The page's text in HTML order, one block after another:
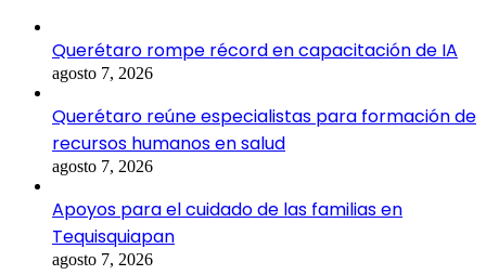
Querétaro rompe récord en capacitación de IA
agosto 7, 2026
Querétaro reúne especialistas para formación de
recursos humanos en salud
agosto 7, 2026
Apoyos para el cuidado de las familias en
Tequisquiapan
agosto 7, 2026